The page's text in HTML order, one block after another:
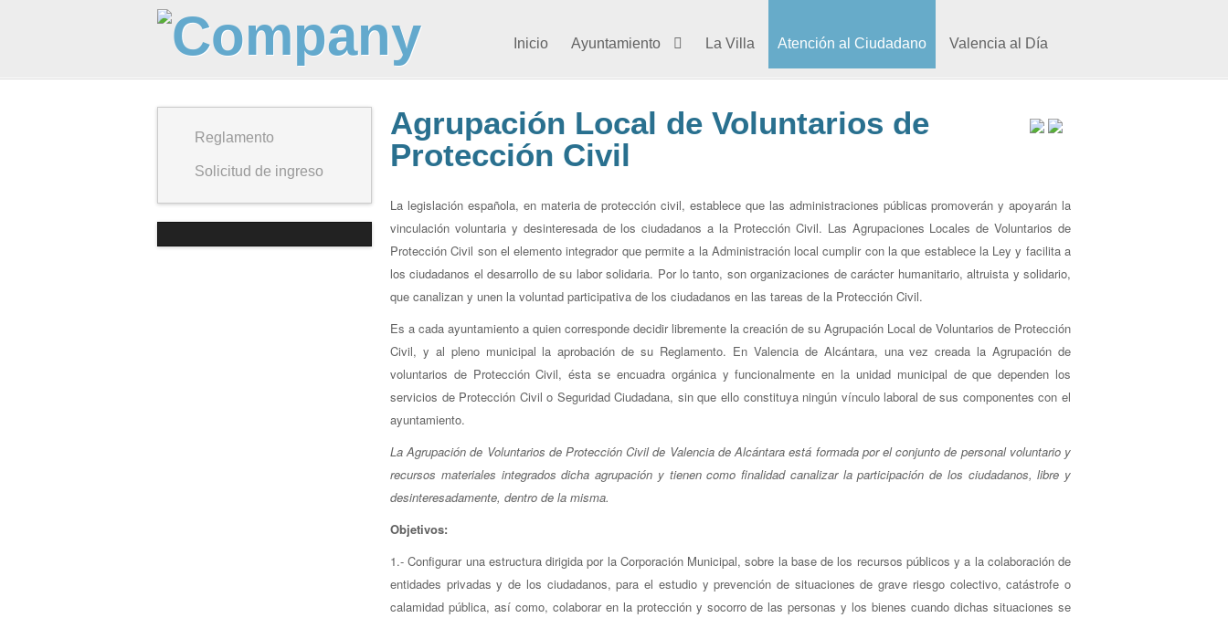
Inicio Ayuntamiento La Villa Atención al Ciudadano Valencia al Día
Reglamento
Solicitud de ingreso
Agrupación Local de Voluntarios de
Protección Civil
La legislación española, en materia de protección civil, establece que las administraciones públicas promoverán y apoyarán la
vinculación voluntaria y desinteresada de los ciudadanos a la Protección Civil. Las Agrupaciones Locales de Voluntarios de
Protección Civil son el elemento integrador que permite a la Administración local cumplir con la que establece la Ley y facilita a
los ciudadanos el desarrollo de su labor solidaria. Por lo tanto, son organizaciones de carácter humanitario, altruista y solidario,
que canalizan y unen la voluntad participativa de los ciudadanos en las tareas de la Protección Civil.
Es a cada ayuntamiento a quien corresponde decidir libremente la creación de su Agrupación Local de Voluntarios de Protección
Civil, y al pleno municipal la aprobación de su Reglamento. En Valencia de Alcántara, una vez creada la Agrupación de
voluntarios de Protección Civil, ésta se encuadra orgánica y funcionalmente en la unidad municipal de que dependen los
servicios de Protección Civil o Seguridad Ciudadana, sin que ello constituya ningún vínculo laboral de sus componentes con el
ayuntamiento.
La Agrupación de Voluntarios de Protección Civil de Valencia de Alcántara está formada por el conjunto de personal voluntario y
recursos materiales integrados dicha agrupación y tienen como finalidad canalizar la participación de los ciudadanos, libre y
desinteresadamente, dentro de la misma.
Objetivos:
1.- Configurar una estructura dirigida por la Corporación Municipal, sobre la base de los recursos públicos y a la colaboración de
entidades privadas y de los ciudadanos, para el estudio y prevención de situaciones de grave riesgo colectivo, catástrofe o
calamidad pública, así como, colaborar en la protección y socorro de las personas y los bienes cuando dichas situaciones se